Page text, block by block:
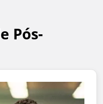
Pós-